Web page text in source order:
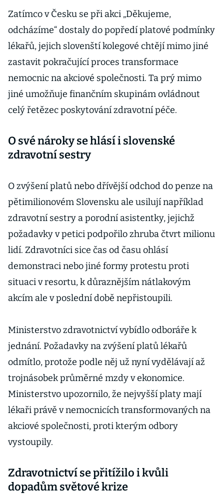
Zatímco v Česku se při akci „Děkujeme,
odcházíme“ dostaly do popředí platové podmínky
lékařů, jejich slovenští kolegové chtějí mimo jiné
zastavit pokračující proces transformace
nemocnic na akciové společnosti. Ta prý mimo
jiné umožňuje finančním skupinám ovládnout
celý řetězec poskytování zdravotní péče.
O své nároky se hlásí i slovenské
zdravotní sestry
O zvýšení platů nebo dřívější odchod do penze na
pětimilionovém Slovensku ale usilují například
zdravotní sestry a porodní asistentky, jejichž
požadavky v petici podpořilo zhruba čtvrt milionu
lidí. Zdravotníci sice čas od času ohlásí
demonstraci nebo jiné formy protestu proti
situaci v resortu, k důraznějším nátlakovým
akcím ale v poslední době nepřistoupili.
Ministerstvo zdravotnictví vybídlo odboráře k
jednání. Požadavky na zvýšení platů lékařů
odmítlo, protože podle něj už nyní vydělávají až
trojnásobek průměrné mzdy v ekonomice.
Ministerstvo upozornilo, že nejvyšší platy mají
lékaři právě v nemocnicích transformovaných na
akciové společnosti, proti kterým odbory
vystoupily.
Zdravotnictví se přitížilo i kvůli
dopadům světové krize